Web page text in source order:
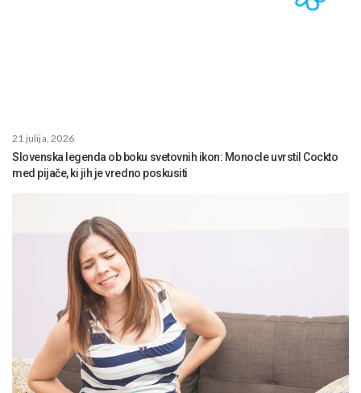
21 julija, 2026
Slovenska legenda ob boku svetovnih ikon: Monocle uvrstil Cockto
med pijače, ki jih je vredno poskusiti